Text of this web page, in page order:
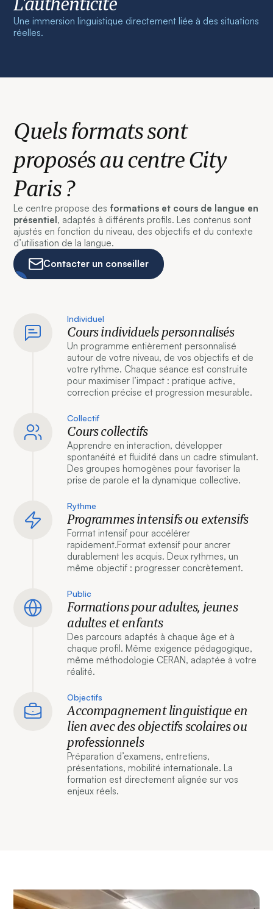
Une immersion linguistique directement liée à des situations
réelles.
Quels formats sont
proposés au centre City
Paris ?
Le centre propose des formations et cours de langue en
présentiel, adaptés à différents profils. Les contenus sont
ajustés en fonction du niveau, des objectifs et du contexte
d’utilisation de la langue.
Contacter un conseiller
Individuel
Cours individuels personnalisés
Un programme entièrement personnalisé
autour de votre niveau, de vos objectifs et de
votre rythme. Chaque séance est construite
pour maximiser l’impact : pratique active,
correction précise et progression mesurable.
Collectif
Cours collectifs
Apprendre en interaction, développer
spontanéité et fluidité dans un cadre stimulant.
Des groupes homogènes pour favoriser la
prise de parole et la dynamique collective.
Rythme
Programmes intensifs ou extensifs
Format intensif pour accélérer
rapidement.Format extensif pour ancrer
durablement les acquis. Deux rythmes, un
même objectif : progresser concrètement.
Public
Formations pour adultes, jeunes
adultes et enfants
Des parcours adaptés à chaque âge et à
chaque profil. Même exigence pédagogique,
même méthodologie CERAN, adaptée à votre
réalité.
Objectifs
Accompagnement linguistique en
lien avec des objectifs scolaires ou
professionnels
Préparation d’examens, entretiens,
présentations, mobilité internationale. La
formation est directement alignée sur vos
enjeux réels.